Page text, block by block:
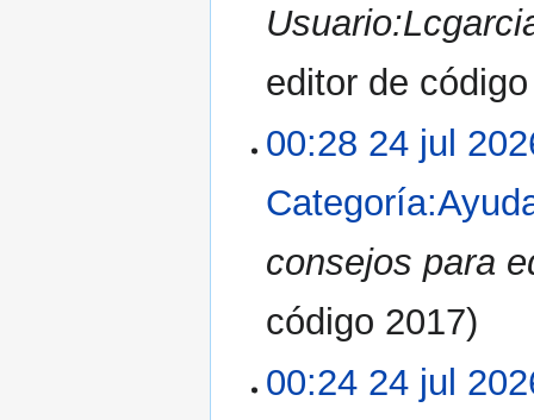
editor de
00:28 24 jul
consejos para
código 2017
00:24 24 jul